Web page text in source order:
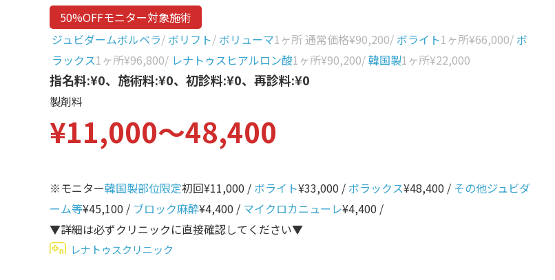
ヒアルロン酸リフトアッ
30代
40代
50代
60代
80代
Region
地域から探す
50%OFFモニター対象施術
ジュビダームボルベラ/ ボリフト/ ボリューマ1ヶ所 通常価格¥90,200/ ボライト1ヶ所¥66,000/ ボ
ラックス1ヶ所¥96,800/ レナトゥスヒアルロン酸1ヶ所¥90,200/韓国製1ヶ所¥22,000
指名料:¥0、施術料:¥0、初診料:¥0、再診料:¥0
製剤料
¥11,000〜48,400
※モニター韓国製部位限定初回¥11,000 / ボライト¥33,000 / ボラックス¥48,400 / その他ジュビダ
ーム等¥45,100 / ブロック麻酔¥4,400 / マイクロカニューレ¥4,400 /
▼詳細は必ずクリニックに直接確認してください▼
レナトゥスクリニック